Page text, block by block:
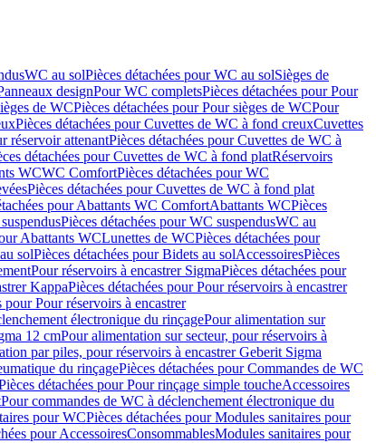
WC au solPièces détachées pour WC au solSièges de
designPour WC completsPièces détachées pour Pour
de WCPièces détachées pour Pour sièges de WCPour
Pièces détachées pour Cuvettes de WC à fond creuxCuvettes
réservoir attenantPièces détachées pour Cuvettes de WC à
détachées pour Cuvettes de WC à fond platRéservoirs
WCWC ComfortPièces détachées pour WC
Pièces détachées pour Cuvettes de WC à fond plat
pour Abattants WC ComfortAbattants WCPièces
Pièces détachées pour WC suspendusWC au
Abattants WCLunettes de WCPièces détachées pour
solPièces détachées pour Bidets au solAccessoiresPièces
Pour réservoirs à encastrer SigmaPièces détachées pour
KappaPièces détachées pour Pour réservoirs à encastrer
pour Pour réservoirs à encastrer
électronique du rinçagePour alimentation sur
12 cmPour alimentation sur secteur, pour réservoirs à
par piles, pour réservoirs à encastrer Geberit Sigma
du rinçagePièces détachées pour Commandes de WC
détachées pour Pour rinçage simple toucheAccessoires
Pour commandes de WC à déclenchement électronique du
pour WCPièces détachées pour Modules sanitaires pour
pour AccessoiresConsommablesModules sanitaires pour